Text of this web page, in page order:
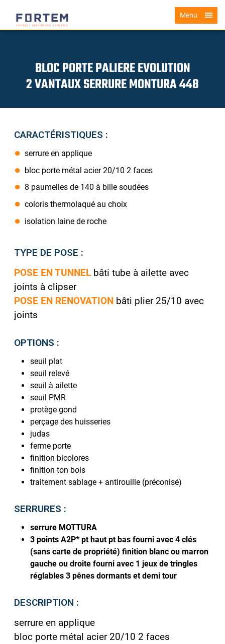
Menu
BLOC PORTE PALIERE EVOLUTION
2 VANTAUX SERRURE MONTURA 448
CARACTÉRISTIQUES :
serrure en applique
bloc porte métal acier 20/10 2 faces
8 paumelles de 140 à bille soudées
coloris thermolaqué au choix
isolation laine de roche
TYPE DE POSE :
POSE EN TUNNEL bâti tube à ailette avec
joints à clipser
POSE EN RENOVATION bâti plier 25/10 avec
joints
OPTIONS :
seuil plat
seuil relevé
seuil à ailette
seuil PMR
protège gond
perçage des huisseries
judas
ferme porte
finition bicolores
finition ton bois
traitement sablage + antirouille (préconisé)
SERRURES :
serrure MOTTURA
3 points A2P* pt haut pt bas fourni avec 4 clés
(sans carte de propriété) finition blanc ou marron
gauche ou droite fourni avec 1 jeux de tringles
réglables 3 pênes dormants et demi tour
DESCRIPTION :
serrure en applique
bloc porte métal acier 20/10 2 faces